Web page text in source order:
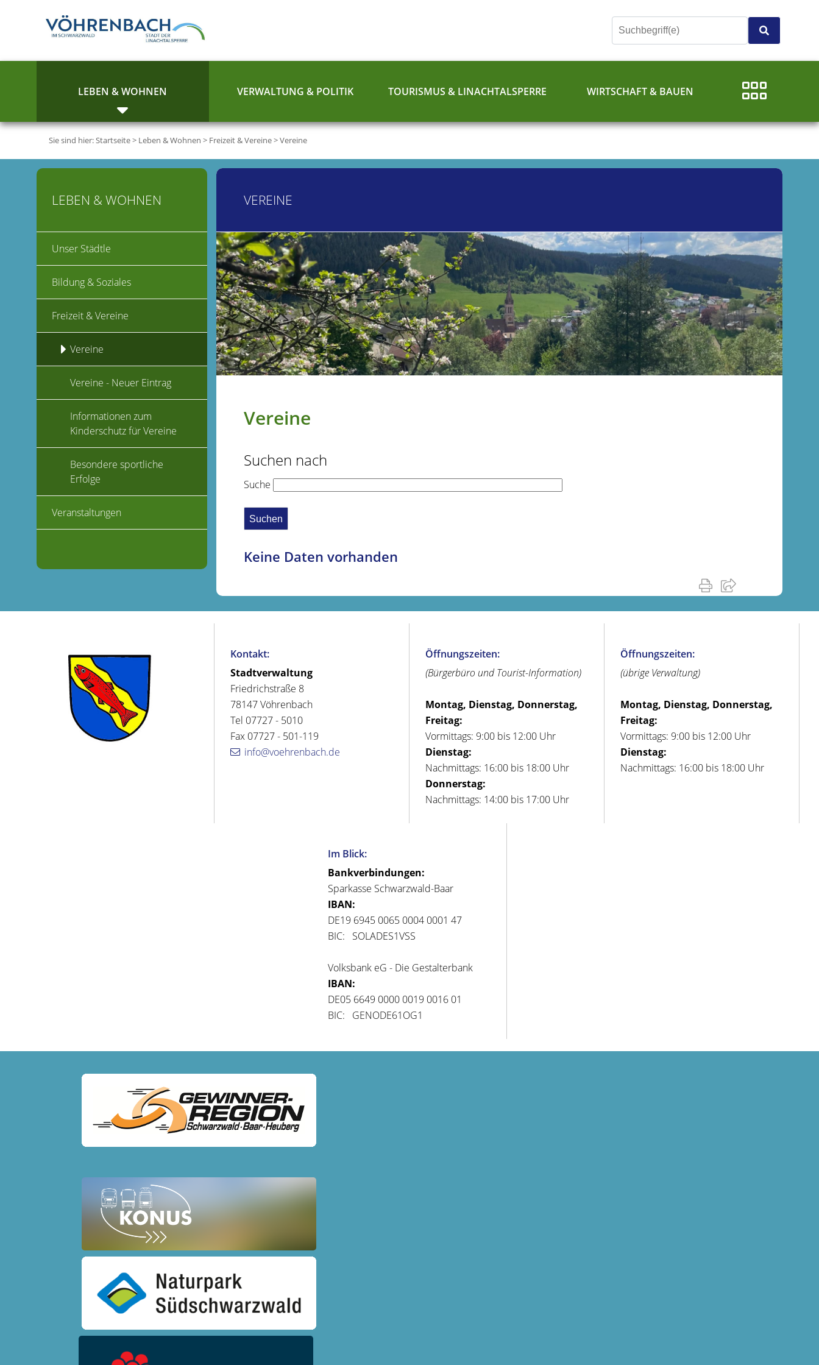
LEBEN & WOHNEN VERWALTUNG & POLITIK TOURISMUS & LINACHTALSPERRE WIRTSCHAFT & BAUEN
Sie sind hier:Startseite> Leben & Wohnen > Freizeit & Vereine>Vereine
VEREINE
Vereine
Suchen nach
Suche
Keine Daten vorhanden
LEBEN & WOHNEN
Unser Städtle
Bildung & Soziales
Freizeit & Vereine
Vereine
Vereine - Neuer Eintrag
Informationen zum
Kinderschutz für Vereine
Besondere sportliche
Erfolge
Veranstaltungen
Kontakt:
Stadtverwaltung
Friedrichstraße 8
78147 Vöhrenbach
Tel 07727 - 5010
Fax 07727 - 501-119
info@voehrenbach.de
Öffnungszeiten:
(Bürgerbüro und Tourist-Information)
Montag, Dienstag, Donnerstag,
Freitag:
Vormittags: 9:00 bis 12:00 Uhr
Dienstag:
Nachmittags: 16:00 bis 18:00 Uhr
Donnerstag:
Nachmittags: 14:00 bis 17:00 Uhr
Öffnungszeiten:
(übrige Verwaltung)
Montag, Dienstag, Donnerstag,
Freitag:
Vormittags: 9:00 bis 12:00 Uhr
Dienstag:
Nachmittags: 16:00 bis 18:00 Uhr
Im Blick:
Bankverbindungen:
Sparkasse Schwarzwald-Baar
IBAN:
DE19 6945 0065 0004 0001 47
BIC: SOLADES1VSS
Volksbank eG - Die Gestalterbank
IBAN:
DE05 6649 0000 0019 0016 01
BIC: GENODE61OG1